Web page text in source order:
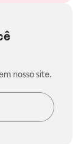
nosso site.